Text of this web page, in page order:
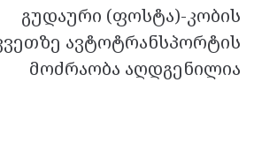
გუდაური (ფოსტა)-კობის
ავტოტრანსპორტის
მოძრაობა აღდგენილია